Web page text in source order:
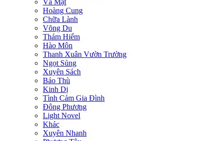
Vả Mặt
Hoàng Cung
Chữa Lành
Võng Du
Thám Hiểm
Hào Môn
Thanh Xuân Vườn Trường
Ngọt Sủng
Xuyên Sách
Báo Thù
Kinh Dị
Tình Cảm Gia Đình
Đông Phương
Light Novel
Khác
Xuyên Nhanh